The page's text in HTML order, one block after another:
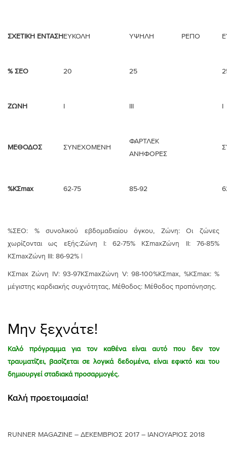
ΣΧΕΤΙΚΗ ΕΝΤΑΣΗΕΥΚΟΛΗ ΥΨΗΛΗ ΡΕΠΟ
% ΣΕΟ 20 25
ΖΩΝΗ Ι ΙΙΙ Ι
ΜΕΘΟΔΟΣ ΣΥΝΕΧΟΜΕΝΗ
ΦΑΡΤΛΕΚ
ΑΝΗΦΟΡΕΣ
%ΚΣmax 62-75 85-92
%ΣΕΟ: % συνολικού εβδομαδιαίου όγκου, Ζώνη: Οι ζώνες
χωρίζονται ως εξής:Ζώνη Ι: 62-75% ΚΣmaxΖώνη ΙΙ: 76-85%
ΚΣmaxΖώνη ΙΙΙ: 86-92% |
ΚΣmax Ζώνη IV: 93-97ΚΣmaxΖώνη V: 98-100%ΚΣmax, %ΚΣmax: %
μέγιστης καρδιακής συχνότητας, Μέθοδος: Μέθοδος προπόνησης.
Μην ξεχνάτε!
Καλό πρόγραμμα για τον καθένα είναι αυτό που δεν τον
τραυματίζει, βασίζεται σε λογικά δεδομένα, είναι εφικτό και του
δημιουργεί σταδιακά προσαρμογές.
Καλή προετοιμασία!
RUNNER MAGAZINE – ΔΕΚΕΜΒΡΙΟΣ 2017 – ΙΑΝΟΥΑΡΙΟΣ 2018